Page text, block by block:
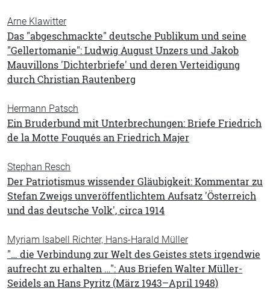
Arne Klawitter
Das "abgeschmackte" deutsche Publikum und seine
"Gellertomanie": Ludwig August Unzers und Jakob
Mauvillons 'Dichterbriefe' und deren Verteidigung
durch Christian Rautenberg
Hermann Patsch
Ein Bruderbund mit Unterbrechungen: Briefe Friedrich
de la Motte Fouqués an Friedrich Majer
Stephan Resch
Der Patriotismus wissender Gläubigkeit: Kommentar zu
Stefan Zweigs unveröffentlichtem Aufsatz 'Österreich
und das deutsche Volk', circa 1914
Myriam Isabell Richter, Hans-Harald Müller
"… die Verbindung zur Welt des Geistes stets irgendwie
aufrecht zu erhalten …": Aus Briefen Walter Müller-
Seidels an Hans Pyritz (März 1943–April 1948)